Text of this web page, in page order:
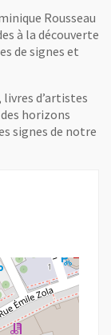
Rousseau
à la découverte
de signes et
d’artistes
horizons
signes de notre
Moteur